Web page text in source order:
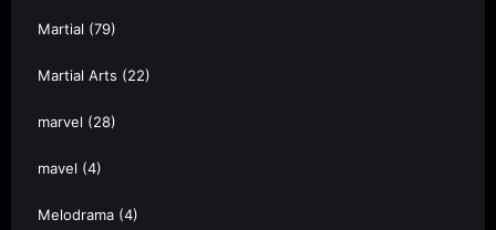
Martial (79)
Martial Arts (22)
marvel (28)
mavel (4)
Melodrama (4)